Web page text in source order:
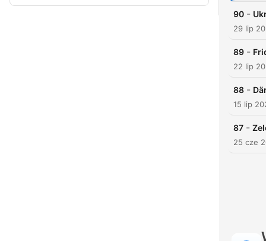
90 -
29 lip
89 -
22 lip
88 -
15 lip
87 -
25 cze